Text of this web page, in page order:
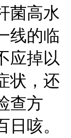
菌高水
线的临
应掉以
状，还
查方
咳。